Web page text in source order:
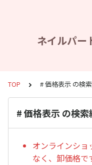
ネイルパー
TOP # 価格表示 の検
# 価格表示 の検索
オンラインショ
なく、卸価格で